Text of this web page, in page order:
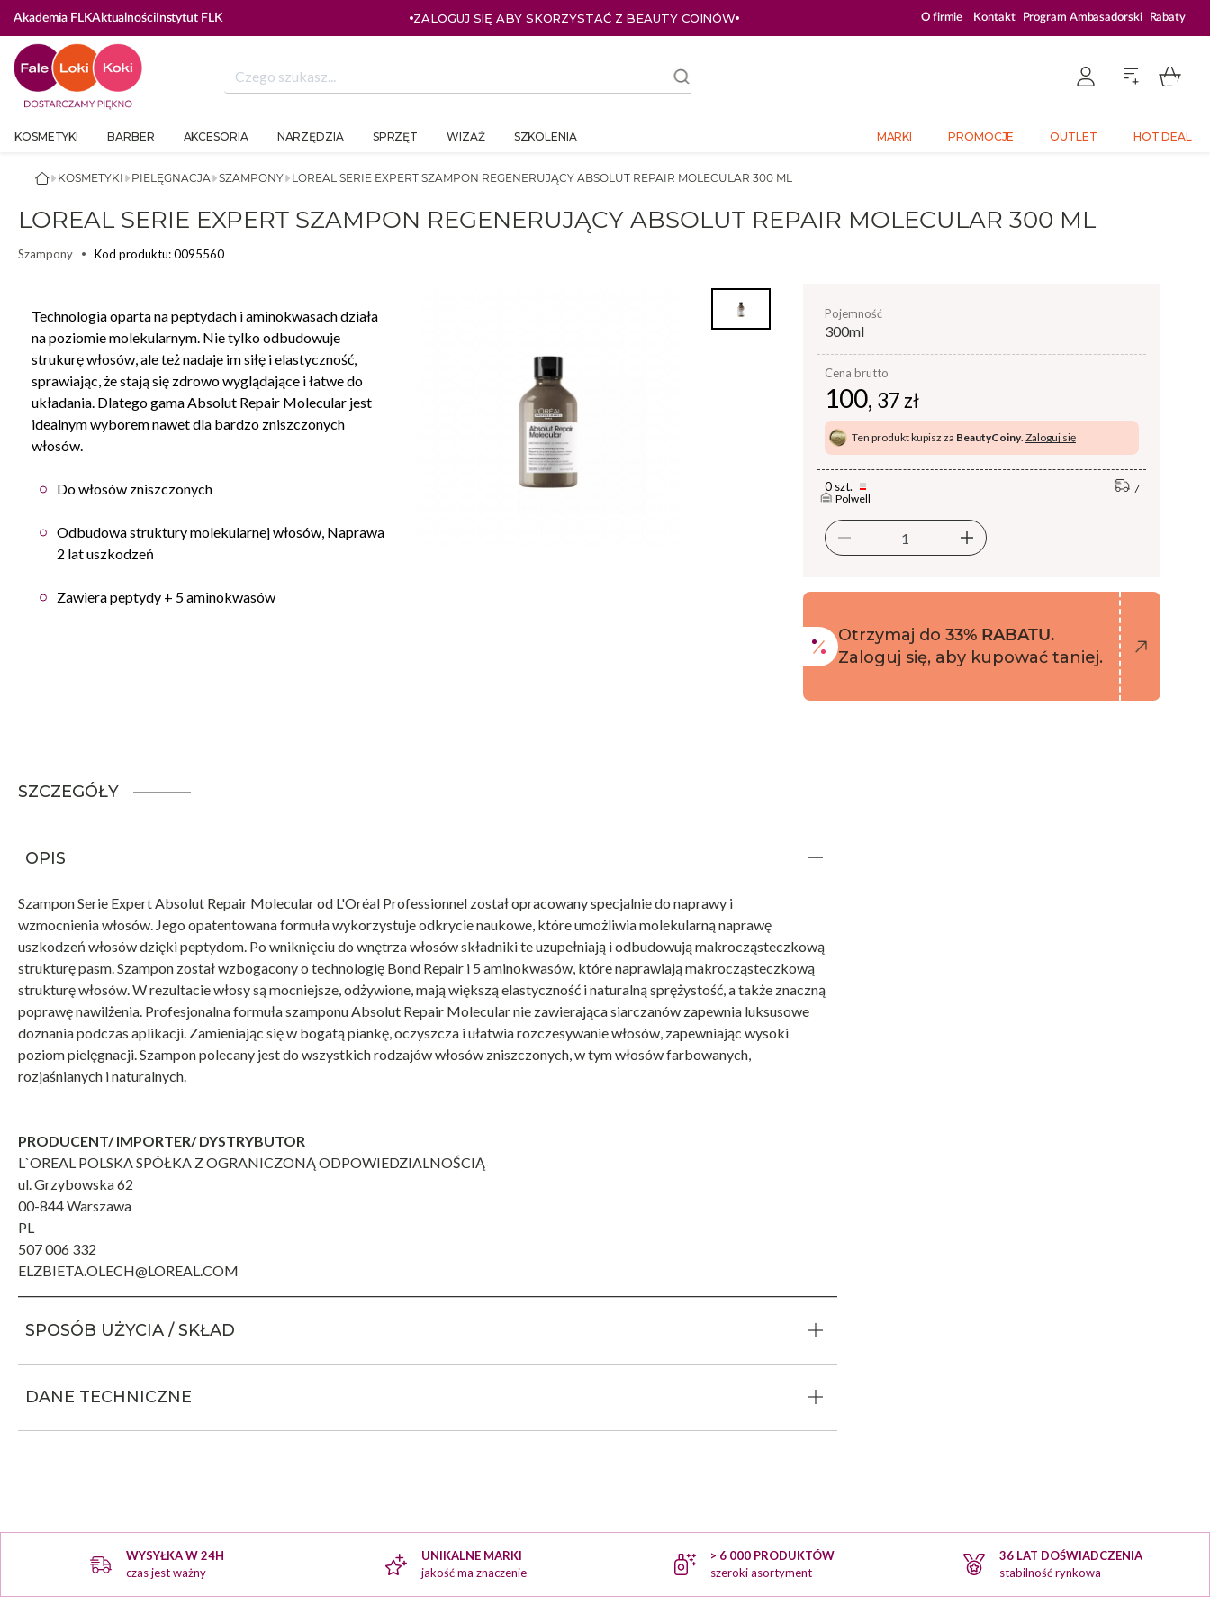
Akademia FLKAktualnościInstytut FLK ZALOGUJ SIĘ ABY SKORZYSTAĆ Z BEAUTY COINÓW ZALOGUJ SIĘ I KUPUJ TANIEJ – AŻ 33% ZNIŻKI
O firmie Kontakt Program Ambasadorski Rabaty
KOSMETYKI BARBER AKCESORIA NARZĘDZIA SPRZĘT WIZAŻ SZKOLENIA MARKI PROMOCJE OUTLET HOT DEAL
LOREAL SERIE EXPERT SZAMPON REGENERUJĄCY ABSOLUT REPAIR MOLECULAR 300 ML
SZAMPONY
PIELĘGNACJA
KOSMETYKI
LOREAL SERIE EXPERT SZAMPON REGENERUJĄCY ABSOLUT REPAIR MOLECULAR 300 ML
Szampony Kod produktu: 0095560
Technologia oparta na peptydach i aminokwasach działa
na poziomie molekularnym. Nie tylko odbudowuje
strukurę włosów, ale też nadaje im siłę i elastyczność,
sprawiając, że stają się zdrowo wyglądające i łatwe do
układania. Dlatego gama Absolut Repair Molecular jest
idealnym wyborem nawet dla bardzo zniszczonych
włosów.
Do włosów zniszczonych
Odbudowa struktury molekularnej włosów, Naprawa
2 lat uszkodzeń
Zawiera peptydy + 5 aminokwasów
pojemność
300ml
Cena brutto
100, 37 zł
Ten produkt kupisz za BeautyCoiny. Zaloguj się
0 szt.
Polwell
Otrzymaj do 33% RABATU.
Zaloguj się, aby kupować taniej.
SZCZEGÓŁY
OPIS
Szampon Serie Expert Absolut Repair Molecular od L'Oréal Professionnel został opracowany specjalnie do naprawy i
wzmocnienia włosów. Jego opatentowana formuła wykorzystuje odkrycie naukowe, które umożliwia molekularną naprawę
uszkodzeń włosów dzięki peptydom. Po wniknięciu do wnętrza włosów składniki te uzupełniają i odbudowują makrocząsteczkową
strukturę pasm. Szampon został wzbogacony o technologię Bond Repair i 5 aminokwasów, które naprawiają makrocząsteczkową
strukturę włosów. W rezultacie włosy są mocniejsze, odżywione, mają większą elastyczność i naturalną sprężystość, a także znaczną
poprawę nawilżenia. Profesjonalna formuła szamponu Absolut Repair Molecular nie zawierająca siarczanów zapewnia luksusowe
doznania podczas aplikacji. Zamieniając się w bogatą piankę, oczyszcza i ułatwia rozczesywanie włosów, zapewniając wysoki
poziom pielęgnacji. Szampon polecany jest do wszystkich rodzajów włosów zniszczonych, w tym włosów farbowanych,
rozjaśnianych i naturalnych.
PRODUCENT/ IMPORTER/ DYSTRYBUTOR
L`OREAL POLSKA SPÓŁKA Z OGRANICZONĄ ODPOWIEDZIALNOŚCIĄ
ul. Grzybowska 62
00-844 Warszawa
PL
507 006 332
ELZBIETA.OLECH@LOREAL.COM
SPOSÓB UŻYCIA / SKŁAD
DANE TECHNICZNE
WYSYŁKA W 24H
czas jest ważny
UNIKALNE MARKI
jakość ma znaczenie
> 6 000 PRODUKTÓW
szeroki asortyment
36 LAT DOŚWIADCZENIA
stabilność rynkowa